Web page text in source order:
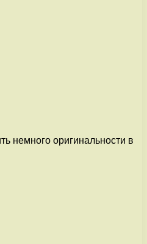
немного оригинальности в